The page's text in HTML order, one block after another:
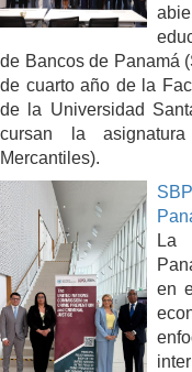
de Bancos de Panamá
de cuarto año de la
de la Universidad
cursan la
Mercantiles).
La
en